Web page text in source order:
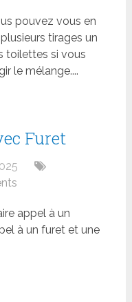
pouvez vous en
tirages un
toilettes si vous
le mélange....
Furet
appel à un
à un furet et une